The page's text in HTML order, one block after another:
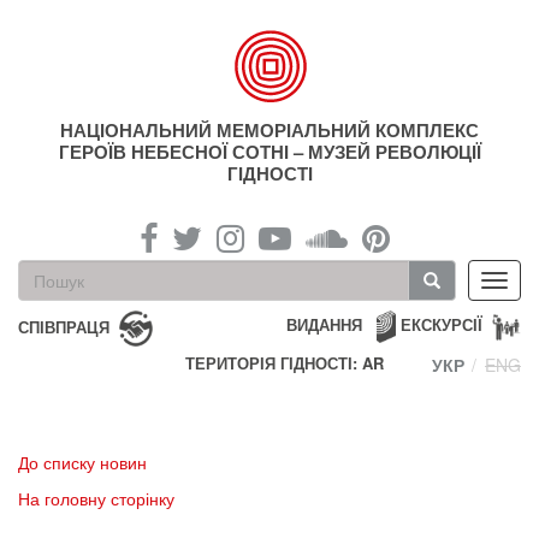
НАЦІОНАЛЬНИЙ МЕМОРІАЛЬНИЙ КОМПЛЕКС
ГЕРОЇВ НЕБЕСНОЇ СОТНІ – МУЗЕЙ РЕВОЛЮЦІЇ
ГІДНОСТІ
Пошукова
форма
Пошук
СПІВПРАЦЯ ЕКСКУРСІЇ
ВИДАННЯ
ТЕРИТОРІЯ ГІДНОСТІ: AR
УКР ENG
До списку новин
На головну сторінку